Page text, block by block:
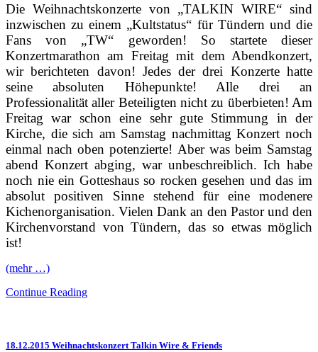
Die Weihnachtskonzerte von „TALKIN WIRE“ sind
inzwischen zu einem „Kultstatus“ für Tündern und die
Fans von „TW“ geworden! So startete dieser
Konzertmarathon am Freitag mit dem Abendkonzert,
wir berichteten davon! Jedes der drei Konzerte hatte
seine absoluten Höhepunkte! Alle drei an
Professionalität aller Beteiligten nicht zu überbieten! Am
Freitag war schon eine sehr gute Stimmung in der
Kirche, die sich am Samstag nachmittag Konzert noch
einmal nach oben potenzierte! Aber was beim Samstag
abend Konzert abging, war unbeschreiblich. Ich habe
noch nie ein Gotteshaus so rocken gesehen und das im
absolut positiven Sinne stehend für eine modenere
Kichenorganisation. Vielen Dank an den Pastor und den
Kirchenvorstand von Tündern, das so etwas möglich
ist!
(mehr …)
Continue Reading
18.12.2015 Weihnachtskonzert Talkin Wire & Friends